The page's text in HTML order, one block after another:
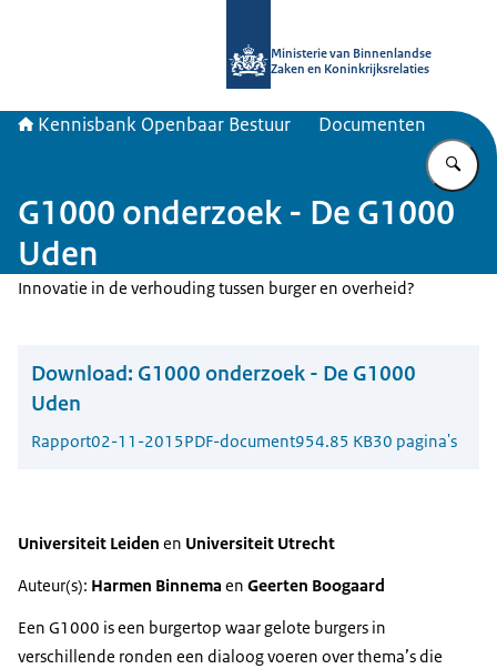
Ministerie van Binnenlandse
Zaken en Koninkrijksrelaties
Kennisbank Openbaar Bestuur Documenten
G1000 onderzoek - De G1000
Uden
Innovatie in de verhouding tussen burger en overheid?
Download: G1000 onderzoek - De G1000
Uden
Rapport02-11-2015PDF-document954.85 KB30 pagina's
Universiteit Leiden en Universiteit Utrecht
Auteur(s): Harmen Binnema en Geerten Boogaard
Een G1000 is een burgertop waar gelote burgers in
verschillende ronden een dialoog voeren over thema’s die